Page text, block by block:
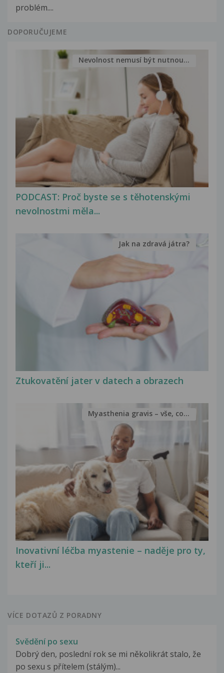
problém....
DOPORUČUJEME
PODCAST: Proč byste se s těhotenskými
nevolnostmi měla...
Nevolnost nemusí být nutnou...
Ztukovatění jater v datech a obrazech
Jak na zdravá játra?
Inovativní léčba myastenie – naděje pro ty,
kteří ji...
Myasthenia gravis – vše, co...
VÍCE DOTAZŮ Z PORADNY
Svědění po sexu
Dobrý den, poslední rok se mi několikrát stalo, že
po sexu s přítelem (stálým)...